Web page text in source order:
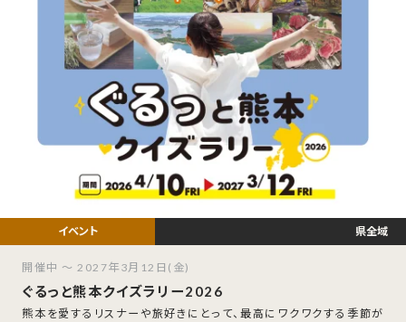
ぐるっと熊本クイズラリー2026
熊本を愛するリスナーや旅好きにとって、最高にワクワクする季節が
県全域
開催中 ～ 2027年3月12日(金)